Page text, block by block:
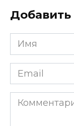
Имя
*
Email
*
Комментарий